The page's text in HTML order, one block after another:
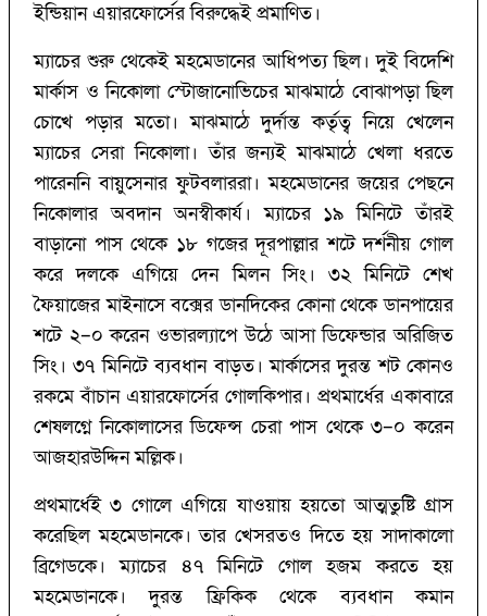
ইন্ডিয়ান এয়ারফোর্সের বিরুদ্ধেই প্রমাণিত।
ম্যাচের শুরু থেকেই মহমেডানের আধিপত্য ছিল। দুই বিদেশি
মার্কাস ও নিকোলা স্টোজানোভিচের মাঝমাঠে বোঝাপড়া ছিল
চোখে পড়ার মতো। মাঝমাঠে দুর্দান্ত কর্তৃত্ব নিয়ে খেলেন
ম্যাচের সেরা নিকোলা। তাঁর জন্যই মাঝমাঠে খেলা ধরতে
পারেননি বায়ুসেনার ফুটবলাররা। মহমেডানের জয়ের পেছনে
নিকোলার অবদান অনস্বীকার্য। ম্যাচের ১৯ মিনিটে তাঁরই
বাড়ানো পাস থেকে ১৮ গজের দূরপাল্লার শটে দর্শনীয় গোল
করে দলকে এগিয়ে দেন মিলন সিং। ৩২ মিনিটে শেখ
ফৈয়াজের মাইনাসে বক্সের ডানদিকের কোনা থেকে ডানপায়ের
শটে ২–০ করেন ওভারল্যাপে উঠে আসা ডিফেন্ডার অরিজিত
সিং। ৩৭ মিনিটে ব্যবধান বাড়ত। মার্কাসের দুরন্ত শট কোনও
রকমে বাঁচান এয়ারফোর্সের গোলকিপার। প্রথমার্ধের একাবারে
শেষলগ্নে নিকোলাসের ডিফেন্স চেরা পাস থেকে ৩–০ করেন
আজহারউদ্দিন মল্লিক।
প্রথমার্ধেই ৩ গোলে এগিয়ে যাওয়ায় হয়তো আত্মতুষ্টি গ্রাস
করেছিল মহমেডানকে। তার খেসরতও দিতে হয় সাদাকালো
ব্রিগেডকে। ম্যাচের ৪৭ মিনিটে গোল হজম করতে হয়
মহমেডানকে। দুরন্ত ফ্রিকিক থেকে ব্যবধান কমান